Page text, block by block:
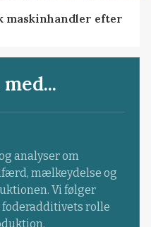
maskinhandler efter
analyser om
mælkeydelse og
Vi følger
rolle